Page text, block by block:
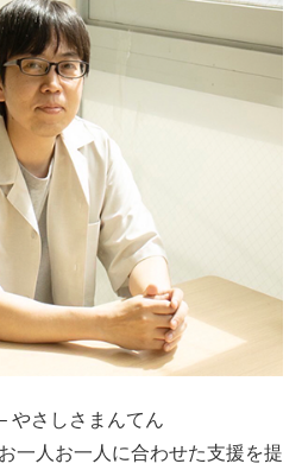
やさしさまんてん
人お一人に合わせた支援を提